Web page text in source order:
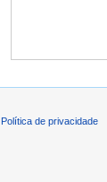
Política de privacidade